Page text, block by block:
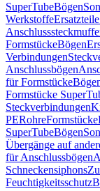
SuperTubeBögen
Werkstoffe
FormstückeBögen
Verbindungen
Anschlussbögen
für Formstücke
Formstücke
Steckverbindungen
PERohreFormstücke
SuperTubeBögen
Übergänge auf
für Anschlussbögen
Schneckensiphons
Feuchtigkeitsschutz